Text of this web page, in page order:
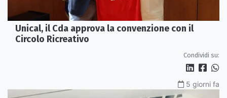
Unical, il Cda approva la convenzione con il
Circolo Ricreativo
Condividi su:
5 giorni fa